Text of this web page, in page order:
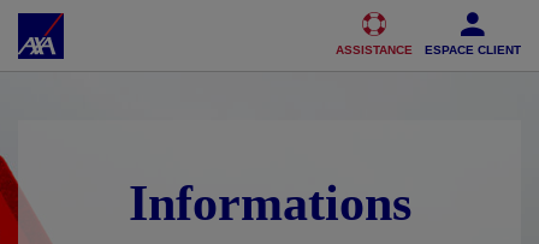
Accéder au Contenu Accéder au Pied de page
ASSISTANCE ESPACE CLIENT
Informations